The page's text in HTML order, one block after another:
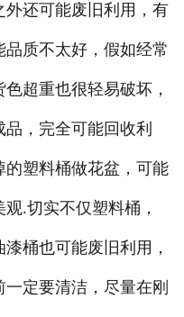
联系我们
还可能废旧利用，有
质不太好，假如经常
超重也很轻易破坏，
，完全可能回收利
塑料桶做花盆，可能
.切实不仅塑料桶，
桶也可能废旧利用，
定要清洁，尽量在刚